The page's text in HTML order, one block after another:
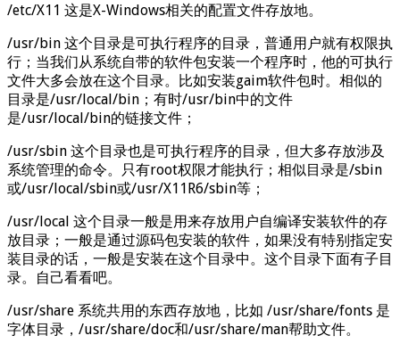
/etc/X11 这是X-Windows相关的配置文件存放地。
/usr/bin 这个目录是可执行程序的目录，普通用户就有权限执
行；当我们从系统自带的软件包安装一个程序时，他的可执行
文件大多会放在这个目录。比如安装gaim软件包时。相似的
目录是/usr/local/bin；有时/usr/bin中的文件
是/usr/local/bin的链接文件；
/usr/sbin 这个目录也是可执行程序的目录，但大多存放涉及
系统管理的命令。只有root权限才能执行；相似目录是/sbin
或/usr/local/sbin或/usr/X11R6/sbin等；
/usr/local 这个目录一般是用来存放用户自编译安装软件的存
放目录；一般是通过源码包安装的软件，如果没有特别指定安
装目录的话，一般是安装在这个目录中。这个目录下面有子目
录。自己看看吧。
/usr/share 系统共用的东西存放地，比如 /usr/share/fonts 是
字体目录，/usr/share/doc和/usr/share/man帮助文件。